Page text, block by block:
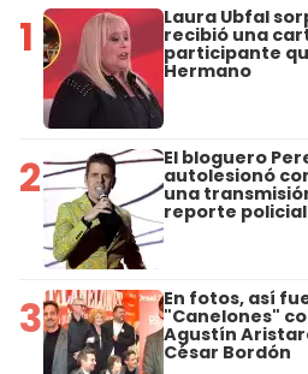
1 Laura Ubfal
recibió una
participante
Hermano
2 El bloguero
autolesionó
una
reporte policial
3 En fotos, así
"Canelones"
Agustín
César Bordón